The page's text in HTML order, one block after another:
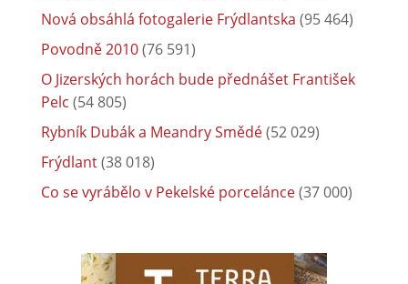
Nová obsáhlá fotogalerie Frýdlantska (95 464)
Povodně 2010(76 591)
O Jizerských horách bude přednášet František
Pelc (54 805)
Rybník Dubák a Meandry Smědé(52 029)
Frýdlant(38 018)
Co se vyrábělo v Pekelské porcelánce(37 000)